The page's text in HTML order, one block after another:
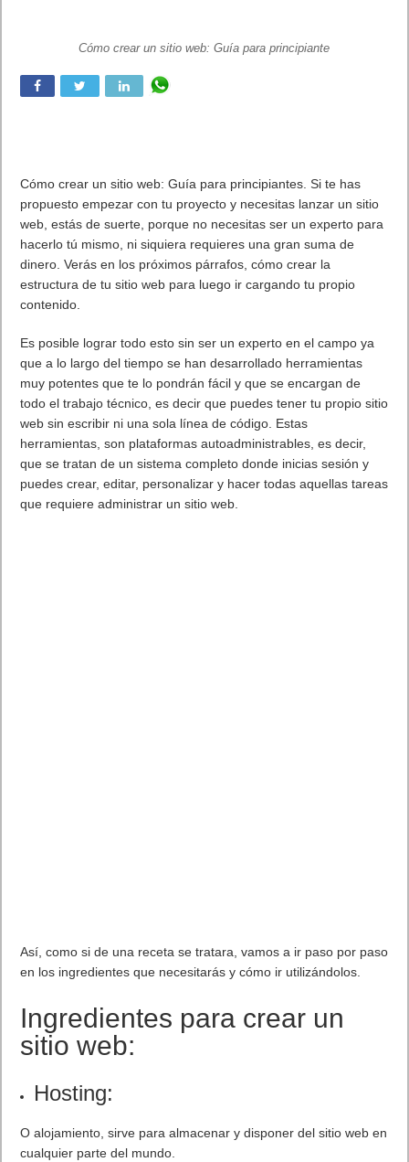
Cómo crear un sitio web: Guía para principiante
Cómo crear un sitio web: Guía para principiantes. Si te has
propuesto empezar con tu proyecto y necesitas lanzar un sitio
web, estás de suerte, porque no necesitas ser un experto para
hacerlo tú mismo, ni siquiera requieres una gran suma de
dinero. Verás en los próximos párrafos, cómo crear la
estructura de tu sitio web para luego ir cargando tu propio
contenido.
Es posible lograr todo esto sin ser un experto en el campo ya
que a lo largo del tiempo se han desarrollado herramientas
muy potentes que te lo pondrán fácil y que se encargan de
todo el trabajo técnico, es decir que puedes tener tu propio sitio
web sin escribir ni una sola línea de código. Estas
herramientas, son plataformas autoadministrables, es decir,
que se tratan de un sistema completo donde inicias sesión y
puedes crear, editar, personalizar y hacer todas aquellas tareas
que requiere administrar un sitio web.
Así, como si de una receta se tratara, vamos a ir paso por paso
en los ingredientes que necesitarás y cómo ir utilizándolos.
Ingredientes para crear un
sitio web:
Hosting:
O alojamiento, sirve para almacenar y disponer del sitio web en
cualquier parte del mundo.